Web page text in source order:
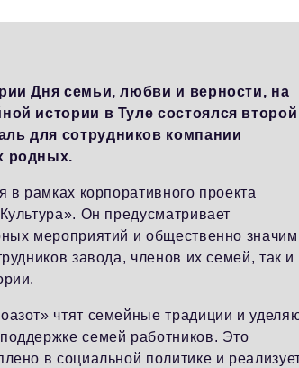
Дня семьи, любви и верности, на
истории в Туле состоялся второй
для сотрудников компании
родных.
в рамках корпоративного проекта
Он предусматривает
мероприятий и общественно
завода, членов их семей, так и
чтят семейные традиции и
семей работников. Это
в социальной политике и